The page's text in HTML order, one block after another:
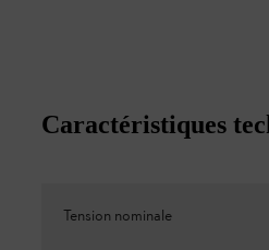
Caractéristiques
Tension nominale